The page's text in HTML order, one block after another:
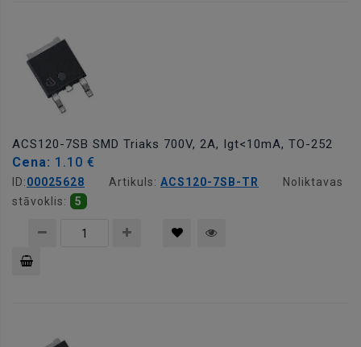
ACS120-7SB SMD Triaks 700V, 2A, Igt<10mA, TO-252
Cena: 1.10 €
ID:00025628 Artikuls: ACS120-7SB-TR
Noliktavas
stāvoklis:
5